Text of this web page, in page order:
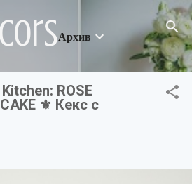
основното съдържание
Архив
ROSE
⚜ Кекс с